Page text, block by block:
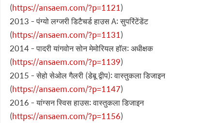
(https://ansaem.com/?p=1121)
2013 - पंग्यो लग्जरी डिटैचर्ड हाउस A: सुपरिंटेंडेंट
(https://ansaem.com/?p=1131)
2014 - पादरी यांगवोन सोन मेमोरियल हॉल: अधीक्षक
(https://ansaem.com/?p=1139)
2015 - सेहो सेओल गैलरी (डेबू द्वीप): वास्तुकला डिजाइन
(https://ansaem.com/?p=1147)
2016 - यांग्सन स्विस हाउस: वास्तुकला डिजाइन
(https://ansaem.com/?p=1156)